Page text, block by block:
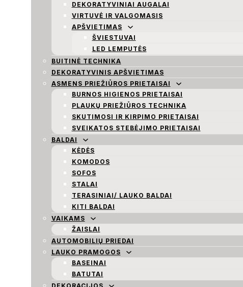
DEKORATYVINIAI AUGALAI
VIRTUVĖ IR VALGOMASIS
APŠVIETIMAS
ŠVIESTUVAI
LED LEMPUTĖS
BUITINĖ TECHNIKA
DEKORATYVINIS APŠVIETIMAS
ASMENS PRIEŽIŪROS PRIETAISAI
BURNOS HIGIENOS PRIETAISAI
PLAUKŲ PRIEŽIŪROS TECHNIKA
SKUTIMOSI IR KIRPIMO PRIETAISAI
SVEIKATOS STEBĖJIMO PRIETAISAI
BALDAI
KĖDĖS
KOMODOS
SOFOS
STALAI
TERASINIAI/ LAUKO BALDAI
KITI BALDAI
VAIKAMS
ŽAISLAI
AUTOMOBILIŲ PRIEDAI
LAUKO PRAMOGOS
BASEINAI
BATUTAI